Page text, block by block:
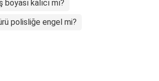
boyası kalıcı mı?
polisliğe engel mi?